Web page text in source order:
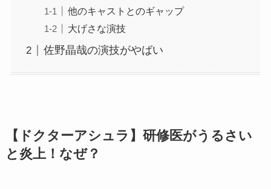
他のキャストとのギャップ
大げさな演技
佐野晶哉の演技がやばい
【ドクターアシュラ】研修医がうるさい
と炎上！なぜ？